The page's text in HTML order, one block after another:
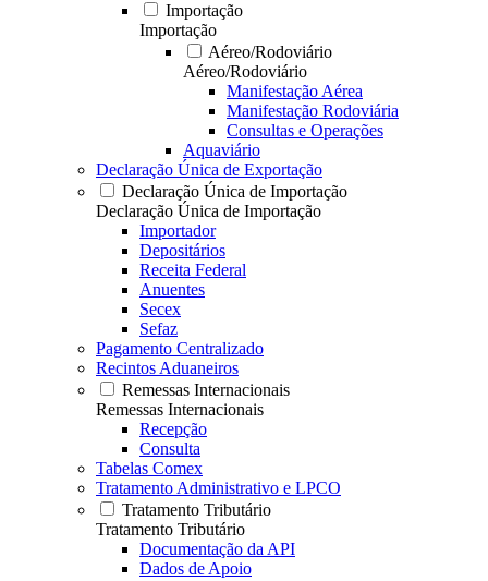
Importação
Importação
Aéreo/Rodoviário
Aéreo/Rodoviário
Manifestação Aérea
Manifestação Rodoviária
Consultas e Operações
Aquaviário
Declaração Única de Exportação
Declaração Única de Importação
Declaração Única de Importação
Importador
Depositários
Receita Federal
Anuentes
Secex
Sefaz
Pagamento Centralizado
Recintos Aduaneiros
Remessas Internacionais
Remessas Internacionais
Recepção
Consulta
Tabelas Comex
Tratamento Administrativo e LPCO
Tratamento Tributário
Tratamento Tributário
Documentação da API
Dados de Apoio